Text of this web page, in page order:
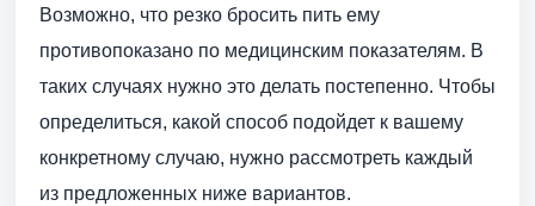
Возможно, что резко бросить пить ему
противопоказано по медицинским показателям. В
таких случаях нужно это делать постепенно. Чтобы
определиться, какой способ подойдет к вашему
конкретному случаю, нужно рассмотреть каждый
из предложенных ниже вариантов.